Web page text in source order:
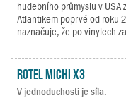
hudebního průmyslu v USA
Atlantikem poprvé od roku
naznačuje, že po vinylech
Rotel Michi X3
V jednoduchosti je síla.